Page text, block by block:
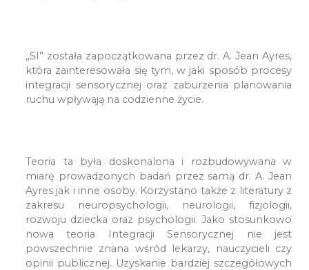
„SI” została zapoczątkowana przez dr. A. Jean Ayres,
która zainteresowała się tym, w jaki sposób procesy
integracji sensorycznej oraz zaburzenia planowania
ruchu wpływają na codzienne życie.
Teoria ta była doskonalona i rozbudowywana w
miarę prowadzonych badań przez samą dr. A. Jean
Ayres jak i inne osoby. Korzystano także z literatury z
zakresu neuropsychologii, neurologii, fizjologii,
rozwoju dziecka oraz psychologii. Jako stosunkowo
nowa teoria Integracji Sensorycznej nie jest
powszechnie znana wśród lekarzy, nauczycieli czy
opinii publicznej. Uzyskanie bardziej szczegółowych